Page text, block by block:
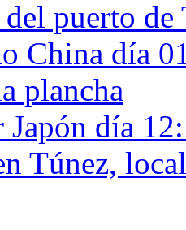
puerto de
China día
plancha
Japón día
Túnez,